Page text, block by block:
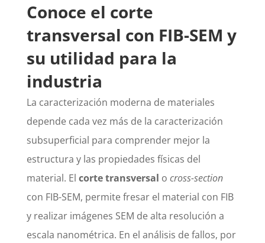
Conoce el corte
transversal con FIB-SEM y
su utilidad para la
industria
La caracterización moderna de materiales
depende cada vez más de la caracterización
subsuperficial para comprender mejor la
estructura y las propiedades físicas del
material. El corte transversal o cross-section
con FIB-SEM, permite fresar el material con FIB
y realizar imágenes SEM de alta resolución a
escala nanométrica. En el análisis de fallos, por